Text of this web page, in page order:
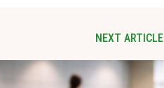
NEXT ARTICLE